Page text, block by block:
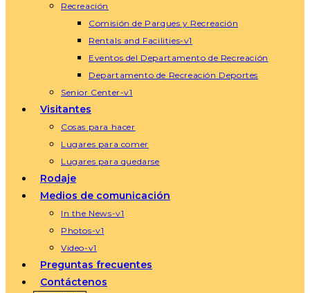
Recreación
Comisión de Parques y Recreación
Rentals and Facilities-v1
Eventos del Departamento de Recreación
Departamento de Recreación Deportes
Senior Center-v1
Visitantes
Cosas para hacer
Lugares para comer
Lugares para quedarse
Rodaje
Medios de comunicación
In the News-v1
Photos-v1
Video-v1
Preguntas frecuentes
Contáctenos